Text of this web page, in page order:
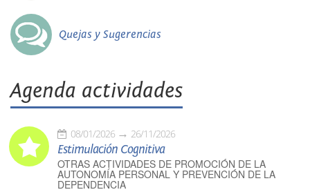
Quejas y Sugerencias
Agenda actividades
08/01/2026 26/11/2026
Estimulación Cognitiva
OTRAS ACTIVIDADES DE PROMOCIÓN DE LA
AUTONOMÍA PERSONAL Y PREVENCIÓN DE LA
DEPENDENCIA